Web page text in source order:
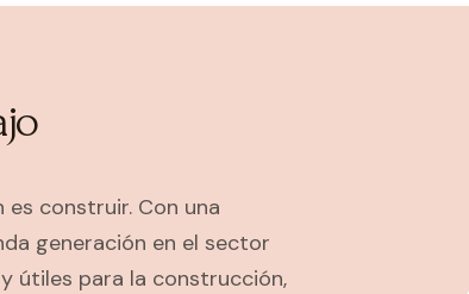
es construir. Con una
generación en el sector
útiles para la construcción,